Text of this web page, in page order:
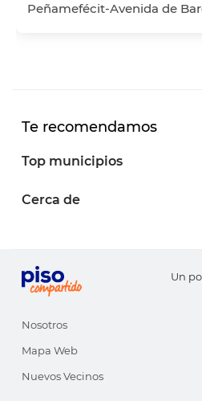
Te recomendamos
Top municipios
Cerca de
Un
Nosotros
Mapa Web
Nuevos Vecinos